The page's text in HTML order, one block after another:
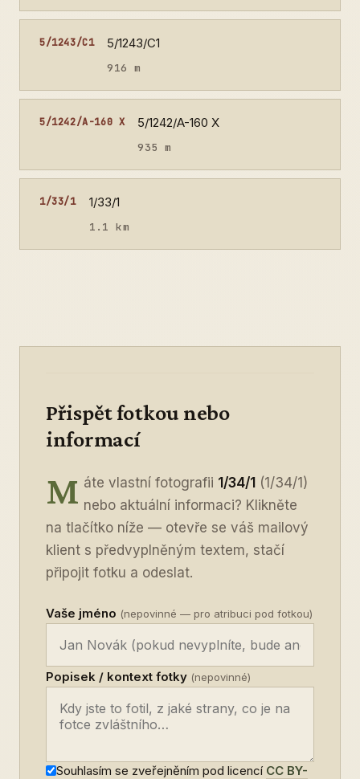
5/1243/C1 5/1243/C1
916 m
5/1242/A-160 X 5/1242/A-160 X
935 m
1/33/1 1/33/1
1.1 km
Přispět fotkou nebo
informací
M áte vlastní fotografii 1/34/1(1/34/1)
nebo aktuální informaci? Klikněte
na tlačítko níže — otevře se váš mailový
klient s předvyplněným textem, stačí
připojit fotku a odeslat.
Vaše jméno (nepovinné — pro atribuci pod fotkou)
Popisek / kontext fotky (nepovinné)
Souhlasím se zveřejněním pod licencí CC BY-